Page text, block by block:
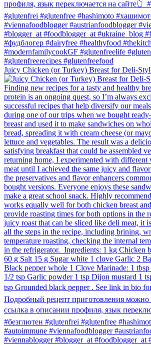
Juicy Chicken (or Turkey) Breast for Deli-